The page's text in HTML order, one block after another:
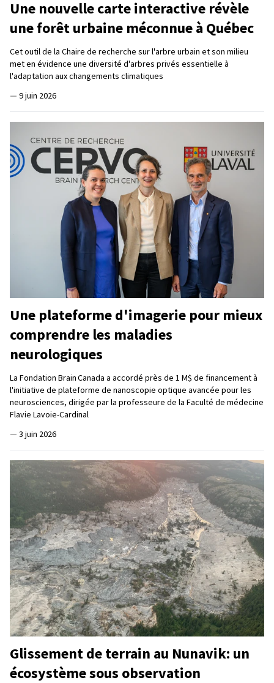
Une nouvelle carte interactive révèle
une forêt urbaine méconnue à Québec
Cet outil de la Chaire de recherche sur l'arbre urbain et son milieu
met en évidence une diversité d'arbres privés essentielle à
l'adaptation aux changements climatiques
— 9 juin 2026
Une plateforme d'imagerie pour mieux
comprendre les maladies
neurologiques
La Fondation Brain Canada a accordé près de 1 M$ de financement à
l'initiative de plateforme de nanoscopie optique avancée pour les
neurosciences, dirigée par la professeure de la Faculté de médecine
Flavie Lavoie-Cardinal
— 3 juin 2026
Glissement de terrain au Nunavik: un
écosystème sous observation